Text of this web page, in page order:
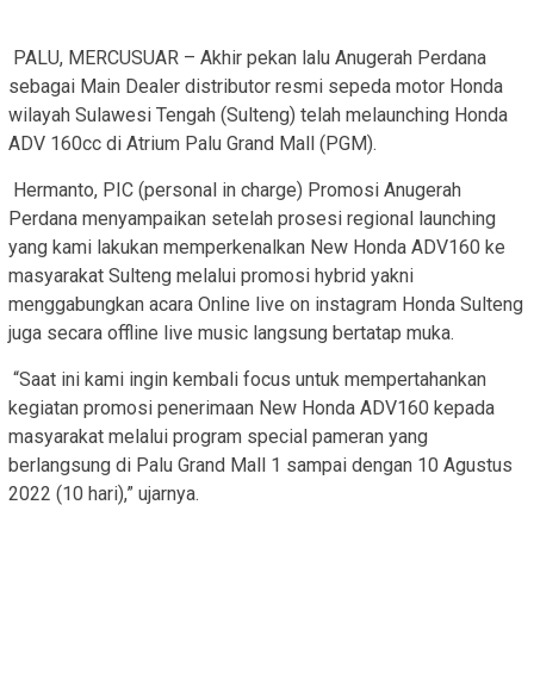
PALU, MERCUSUAR – Akhir pekan lalu Anugerah Perdana
sebagai Main Dealer distributor resmi sepeda motor Honda
wilayah Sulawesi Tengah (Sulteng) telah melaunching Honda
ADV 160cc di Atrium Palu Grand Mall (PGM).
Hermanto, PIC (personal in charge) Promosi Anugerah
Perdana menyampaikan setelah prosesi regional launching
yang kami lakukan memperkenalkan New Honda ADV160 ke
masyarakat Sulteng melalui promosi hybrid yakni
menggabungkan acara Online live on instagram Honda Sulteng
juga secara offline live music langsung bertatap muka.
“Saat ini kami ingin kembali focus untuk mempertahankan
kegiatan promosi penerimaan New Honda ADV160 kepada
masyarakat melalui program special pameran yang
berlangsung di Palu Grand Mall 1 sampai dengan 10 Agustus
2022 (10 hari),” ujarnya.